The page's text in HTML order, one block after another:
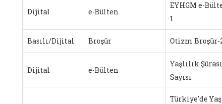
Dijital e-Bülten
EYHGM e-
1
Basılı/Dijital Broşür Otizm Broşür-
Dijital e-Bülten
Yaşlılık
Sayısı
Türkiye'de